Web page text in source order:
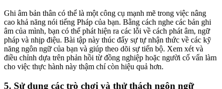
Ghi âm bản thân có thể là một công cụ mạnh mẽ trong việc nâng
cao khả năng nói tiếng Pháp của bạn. Bằng cách nghe các bản ghi
âm của mình, bạn có thể phát hiện ra các lỗi về cách phát âm, ngữ
pháp và nhịp điệu. Bài tập này thúc đẩy sự tự nhận thức về các kỹ
năng ngôn ngữ của bạn và giúp theo dõi sự tiến bộ. Xem xét và
điều chỉnh dựa trên phản hồi từ đồng nghiệp hoặc người cố vấn làm
cho việc thực hành này thậm chí còn hiệu quả hơn.
5. Sử dụng các trò chơi và thử thách ngôn ngữ